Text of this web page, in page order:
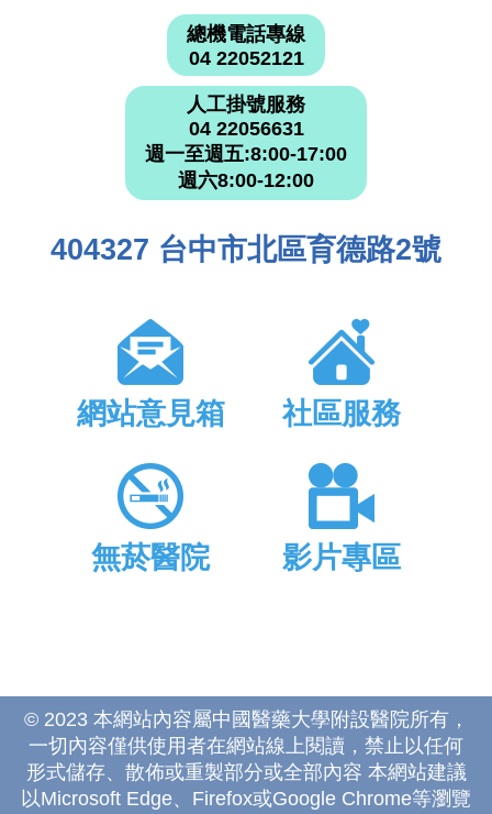
總機電話專線
04 22052121
人工掛號服務
04 22056631
週一至週五:8:00-17:00
週六8:00-12:00
404327 台中市北區育德路2號
網站意見箱 社區服務
無菸醫院 影片專區
© 2023 本網站內容屬中國醫藥大學附設醫院所有，
一切內容僅供使用者在網站線上閱讀，禁止以任何
形式儲存、散佈或重製部分或全部內容 本網站建議
以Microsoft Edge、Firefox或Google Chrome等瀏覽